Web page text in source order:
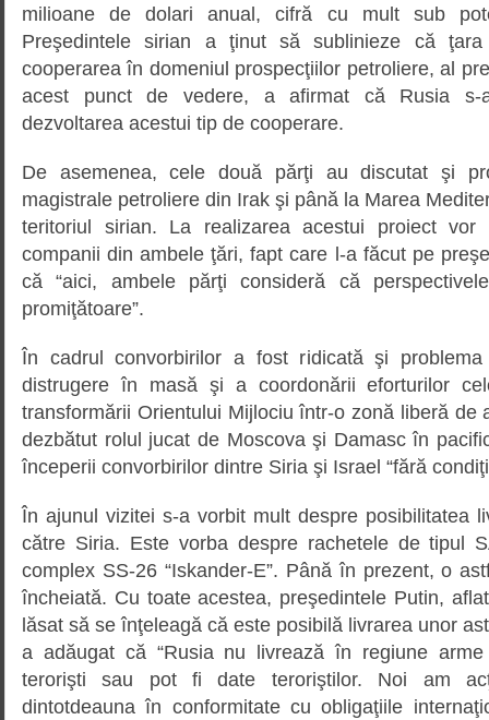
milioane de dolari anual, cifră cu mult sub
Preşedintele sirian a ţinut să sublinieze că
cooperarea în domeniul prospecţiilor petroliere, al
acest punct de vedere, a afirmat că Rusia s-
dezvoltarea acestui tip de cooperare.
De asemenea, cele două părţi au discutat şi
magistrale petroliere din Irak şi până la Marea
teritoriul sirian. La realizarea acestui proiect
companii din ambele ţări, fapt care l-a făcut pe
că “aici, ambele părţi consideră că
promiţătoare”.
În cadrul convorbirilor a fost ridicată şi
distrugere în masă şi a coordonării eforturilor
transformării Orientului Mijlociu într-o zonă liberă de
dezbătut rolul jucat de Moscova şi Damasc în
începerii convorbirilor dintre Siria şi Israel “fără
În ajunul vizitei s-a vorbit mult despre posibilitatea
către Siria. Este vorba despre rachetele de tipul
complex SS-26 “Iskander-E”. Până în prezent, o
încheiată. Cu toate acestea, preşedintele Putin,
lăsat să se înţeleagă că este posibilă livrarea unor
a adăugat că “Rusia nu livrează în regiune
terorişti sau pot fi date teroriştilor. Noi am
dintotdeauna în conformitate cu obligaţiile